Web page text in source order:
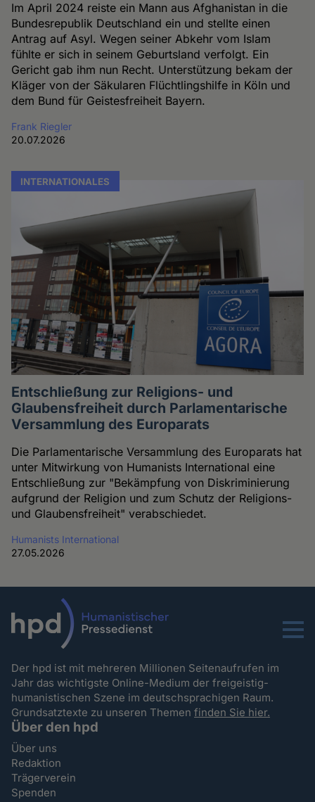
Im April 2024 reiste ein Mann aus Afghanistan in die
Bundesrepublik Deutschland ein und stellte einen
Antrag auf Asyl. Wegen seiner Abkehr vom Islam
fühlte er sich in seinem Geburtsland verfolgt. Ein
Gericht gab ihm nun Recht. Unterstützung bekam der
Kläger von der Säkularen Flüchtlingshilfe in Köln und
dem Bund für Geistesfreiheit Bayern.
Frank Riegler
20.07.2026
INTERNATIONALES
Entschließung zur Religions- und
Glaubensfreiheit durch Parlamentarische
Versammlung des Europarats
Die Parlamentarische Versammlung des Europarats hat
unter Mitwirkung von Humanists International eine
Entschließung zur "Bekämpfung von Diskriminierung
aufgrund der Religion und zum Schutz der Religions-
und Glaubensfreiheit" verabschiedet.
Humanists International
27.05.2026
Menu
Der hpd ist mit mehreren Millionen Seitenaufrufen im
Jahr das wichtigste Online-Medium der freigeistig-
humanistischen Szene im deutschsprachigen Raum.
Grundsatztexte zu unseren Themenfinden Sie hier.
Über den hpd
Über uns
Redaktion
Trägerverein
Spenden